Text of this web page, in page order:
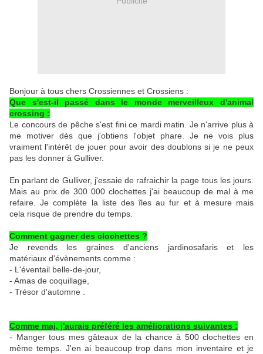
Bonjour à tous chers Crossiennes et Crossiens :
Que s'est-il passé dans le monde merveilleux d'animal
crossing :
Le concours de pêche s'est fini ce mardi matin. Je n'arrive plus à
me motiver dès que j'obtiens l'objet phare. Je ne vois plus
vraiment l'intérêt de jouer pour avoir des doublons si je ne peux
pas les donner à Gulliver.
En parlant de Gulliver, j'essaie de rafraichir la page tous les jours.
Mais au prix de 300 000 clochettes j'ai beaucoup de mal à me
refaire. Je complète la liste des îles au fur et à mesure mais
cela risque de prendre du temps.
Comment gagner des clochettes ?
Je revends les graines d'anciens jardinosafaris et les
matériaux d'évènements comme :
- L'éventail belle-de-jour,
- Amas de coquillage,
- Trésor d'automne .
Comme maj, j'aurais préféré les améliorations suivantes :
- Manger tous mes gâteaux de la chance à 500 clochettes en
même temps. J'en ai beaucoup trop dans mon inventaire et je